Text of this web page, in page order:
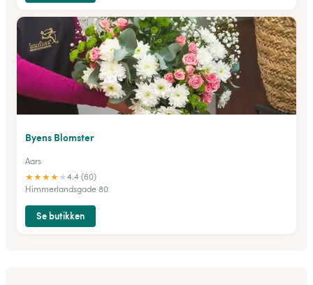
Byens Blomster
Aars
★★★★★4.4 (60)
Himmerlandsgade 80
Se butikken